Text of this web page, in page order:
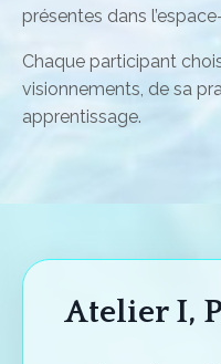
présentes dans
Chaque participant
visionnements, de sa
apprentissage.
Atelier I,